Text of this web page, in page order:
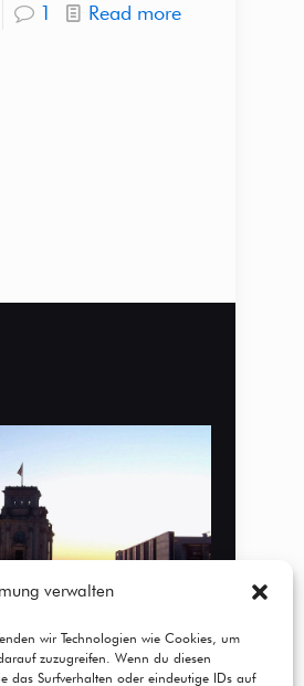
verwalten
wir Technologien wie Cookies, um
zuzugreifen. Wenn du diesen
das Surfverhalten oder eindeutige IDs auf
1 Read more